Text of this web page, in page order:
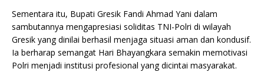
Sementara itu, Bupati Gresik Fandi Ahmad Yani dalam
sambutannya mengapresiasi soliditas TNI-Polri di wilayah
Gresik yang dinilai berhasil menjaga situasi aman dan kondusif.
Ia berharap semangat Hari Bhayangkara semakin memotivasi
Polri menjadi institusi profesional yang dicintai masyarakat.